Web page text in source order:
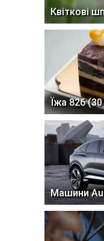
Квіткові
Їжа 826
Машини